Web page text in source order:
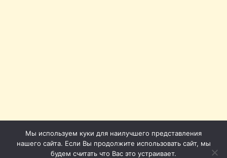
Мы используем куки для наилучшего представления
нашего сайта. Если Вы продолжите использовать сайт, мы
будем считать что Вас это устраивает.